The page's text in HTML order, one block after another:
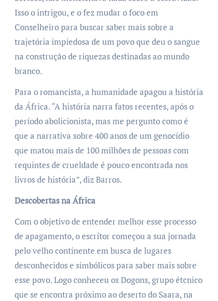
Isso o intrigou, e o fez mudar o foco em
Conselheiro para buscar saber mais sobre a
trajetória impiedosa de um povo que deu o sangue
na construção de riquezas destinadas ao mundo
branco.
Para o romancista, a humanidade apagou a história
da África. “A história narra fatos recentes, após o
período abolicionista, mas me pergunto como é
que a narrativa sobre 400 anos de um genocídio
que matou mais de 100 milhões de pessoas com
requintes de crueldade é pouco encontrada nos
livros de história”, diz Barros.
Descobertas na África
Com o objetivo de entender melhor esse processo
de apagamento, o escritor começou a sua jornada
pelo velho continente em busca de lugares
desconhecidos e simbólicos para saber mais sobre
esse povo. Logo conheceu os Dogons, grupo étcnico
que se encontra próximo ao deserto do Saara, na